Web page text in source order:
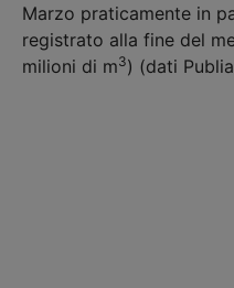
Marzo praticamente in
registrato alla fine del
milioni di m3) (dati